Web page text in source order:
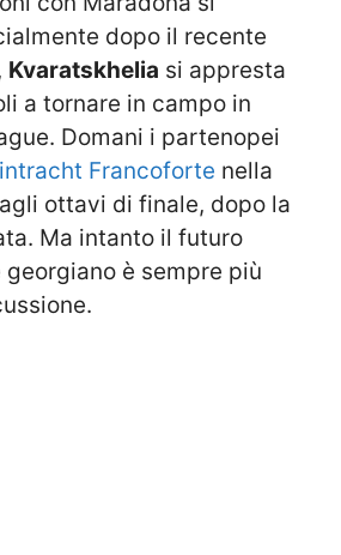
dopo il recente
Kvaratskhelia si appresta
a tornare in campo in
Domani i partenopei
Francoforte nella
ottavi di finale, dopo la
Ma intanto il futuro
georgiano è sempre più